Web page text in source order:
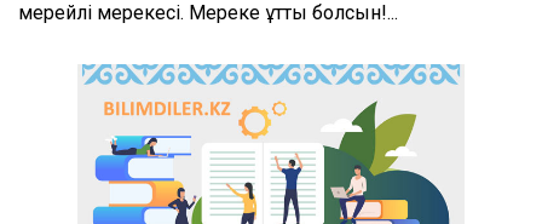
мерейлі мерекесі. Мереке құтты болсын!...